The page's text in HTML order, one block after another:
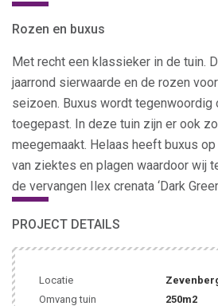
Rozen en buxus
Met recht een klassieker in de tuin.
jaarrond sierwaarde en de rozen
seizoen. Buxus wordt tegenwoordig
toegepast. In deze tuin zijn er ook
meegemaakt. Helaas heeft buxus
van ziektes en plagen waardoor wij
de vervangen Ilex crenata ‘Dark
PROJECT DETAILS
Locatie
Omvang tuin
250m2